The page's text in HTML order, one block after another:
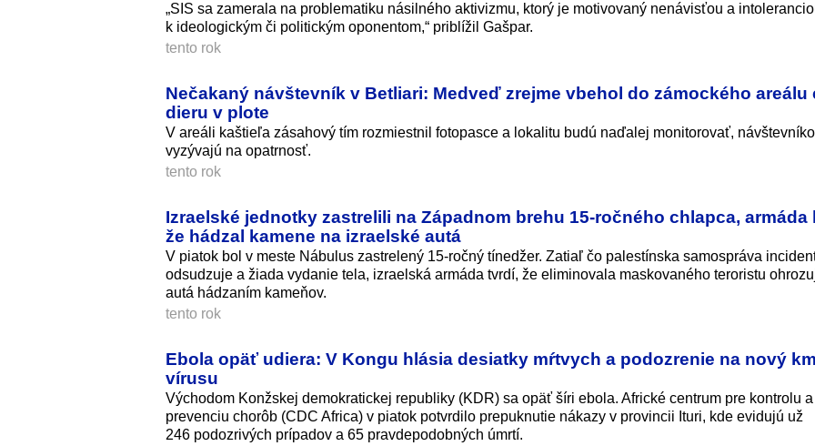
„SIS sa zamerala na problematiku násilného aktivizmu, ktorý je motivovaný nenávisťou a
k ideologickým či politickým oponentom,“ priblížil Gašpar.
tento rok
Nečakaný návštevník v Betliari: Medveď zrejme vbehol do zámockého areálu
dieru v plote
V areáli kaštieľa zásahový tím rozmiestnil fotopasce a lokalitu budú naďalej monitorovať,
vyzývajú na opatrnosť.
tento rok
Izraelské jednotky zastrelili na Západnom brehu 15-ročného chlapca, armáda
že hádzal kamene na izraelské autá
V piatok bol v meste Nábulus zastrelený 15-ročný tínedžer. Zatiaľ čo palestínska samospráva
odsudzuje a žiada vydanie tela, izraelská armáda tvrdí, že eliminovala maskovaného teroristu
autá hádzaním kameňov.
tento rok
Ebola opäť udiera: V Kongu hlásia desiatky mŕtvych a podozrenie na nový
vírusu
Východom Konžskej demokratickej republiky (KDR) sa opäť šíri ebola. Africké centrum pre kontrolu a
prevenciu chorôb (CDC Africa) v piatok potvrdilo prepuknutie nákazy v provincii Ituri, kde evidujú už
246 podozrivých prípadov a 65 pravdepodob­ných úmrtí.